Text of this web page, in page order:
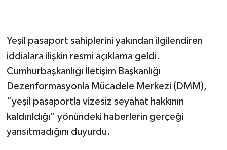
Yeşil pasaport sahiplerini yakından ilgilendiren
iddialara ilişkin resmi açıklama geldi.
Cumhurbaşkanlığı İletişim Başkanlığı
Dezenformasyonla Mücadele Merkezi (DMM),
“yeşil pasaportla vizesiz seyahat hakkının
kaldırıldığı” yönündeki haberlerin gerçeği
yansıtmadığını duyurdu.